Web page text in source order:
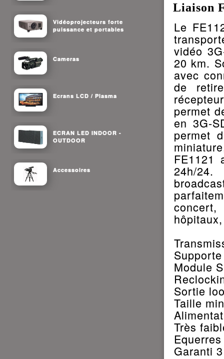
Vidéoprojecteurs forte
puissance et portables
Cameras
Ecrans LCD / Plasma
ECRAN LED INDOOR -
OUTDOOR
Accessoires
Liaison
Le
vidéo
20 km.
avec
de
permet
en 3G-
permet
FE1121
24h/
Module
Sortie
Taille
Très
Garanti